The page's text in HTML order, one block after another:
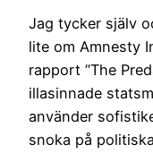
Jag tycker själv
lite om Amnesty
rapport ”The
illasinnade
använder
snoka på